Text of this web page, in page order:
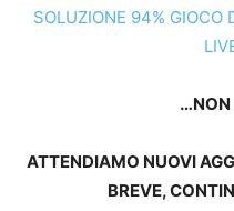
SOLUZIONE 94% GIOCO
…NON
ATTENDIAMO NUOVI
BREVE,